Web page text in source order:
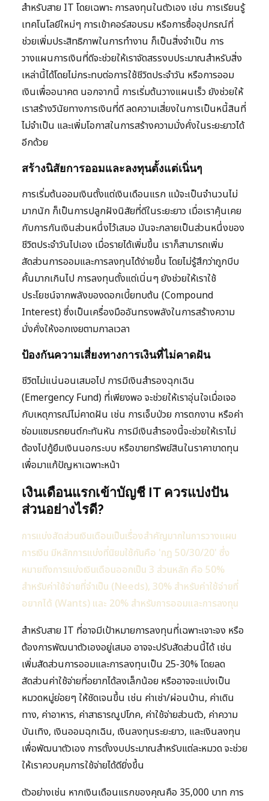
สำหรับสาย IT โดยเฉพาะ การลงทุนในตัวเอง เช่น การเรียนรู้
เทคโนโลยีใหม่ๆ การเข้าคอร์สอบรม หรือการซื้ออุปกรณ์ที่
ช่วยเพิ่มประสิทธิภาพในการทำงาน ก็เป็นสิ่งจำเป็น การ
วางแผนการเงินที่ดีจะช่วยให้เราจัดสรรงบประมาณสำหรับสิ่ง
เหล่านี้ได้โดยไม่กระทบต่อการใช้ชีวิตประจำวัน หรือการออม
เงินเพื่ออนาคต นอกจากนี้ การเริ่มต้นวางแผนเร็ว ยังช่วยให้
เราสร้างวินัยทางการเงินที่ดี ลดความเสี่ยงในการเป็นหนี้สินที่
ไม่จำเป็น และเพิ่มโอกาสในการสร้างความมั่งคั่งในระยะยาวได้
อีกด้วย
สร้างนิสัยการออมและลงทุนตั้งแต่เนิ่นๆ
การเริ่มต้นออมเงินตั้งแต่เงินเดือนแรก แม้จะเป็นจำนวนไม่
มากนัก ก็เป็นการปลูกฝังนิสัยที่ดีในระยะยาว เมื่อเราคุ้นเคย
กับการกันเงินส่วนหนึ่งไว้เสมอ มันจะกลายเป็นส่วนหนึ่งของ
ชีวิตประจำวันไปเอง เมื่อรายได้เพิ่มขึ้น เราก็สามารถเพิ่ม
สัดส่วนการออมและการลงทุนได้ง่ายขึ้น โดยไม่รู้สึกว่าถูกบีบ
คั้นมากเกินไป การลงทุนตั้งแต่เนิ่นๆ ยังช่วยให้เราใช้
ประโยชน์จากพลังของดอกเบี้ยทบต้น (Compound
Interest) ซึ่งเป็นเครื่องมืออันทรงพลังในการสร้างความ
มั่งคั่งให้งอกเงยตามกาลเวลา
ป้องกันความเสี่ยงทางการเงินที่ไม่คาดฝัน
ชีวิตไม่แน่นอนเสมอไป การมีเงินสำรองฉุกเฉิน
(Emergency Fund) ที่เพียงพอ จะช่วยให้เราอุ่นใจเมื่อเจอ
กับเหตุการณ์ไม่คาดฝัน เช่น การเจ็บป่วย การตกงาน หรือค่า
ซ่อมแซมรถยนต์กะทันหัน การมีเงินสำรองนี้จะช่วยให้เราไม่
ต้องไปกู้ยืมเงินนอกระบบ หรือขายทรัพย์สินในราคาขาดทุน
เพื่อมาแก้ปัญหาเฉพาะหน้า
เงินเดือนแรกเข้าบัญชี IT ควรแบ่งปัน
ส่วนอย่างไรดี?
การแบ่งสัดส่วนเงินเดือนเป็นเรื่องสำคัญมากในการวางแผน
การเงิน มีหลักการแบ่งที่นิยมใช้กันคือ 'กฎ 50/30/20' ซึ่ง
หมายถึงการแบ่งเงินเดือนออกเป็น 3 ส่วนหลัก คือ 50%
สำหรับค่าใช้จ่ายที่จำเป็น (Needs), 30% สำหรับค่าใช้จ่ายที่
อยากได้ (Wants) และ 20% สำหรับการออมและการลงทุน
สำหรับสาย IT ที่อาจมีเป้าหมายการลงทุนที่เฉพาะเจาะจง หรือ
ต้องการพัฒนาตัวเองอยู่เสมอ อาจจะปรับสัดส่วนนี้ได้ เช่น
เพิ่มสัดส่วนการออมและการลงทุนเป็น 25-30% โดยลด
สัดส่วนค่าใช้จ่ายที่อยากได้ลงเล็กน้อย หรืออาจจะแบ่งเป็น
หมวดหมู่ย่อยๆ ให้ชัดเจนขึ้น เช่น ค่าเช่า/ผ่อนบ้าน, ค่าเดิน
ทาง, ค่าอาหาร, ค่าสาธารณูปโภค, ค่าใช้จ่ายส่วนตัว, ค่าความ
บันเทิง, เงินออมฉุกเฉิน, เงินลงทุนระยะยาว, และเงินลงทุน
เพื่อพัฒนาตัวเอง การตั้งงบประมาณสำหรับแต่ละหมวด จะช่วย
ให้เราควบคุมการใช้จ่ายได้ดียิ่งขึ้น
ตัวอย่างเช่น หากเงินเดือนแรกของคุณคือ 35,000 บาท การ